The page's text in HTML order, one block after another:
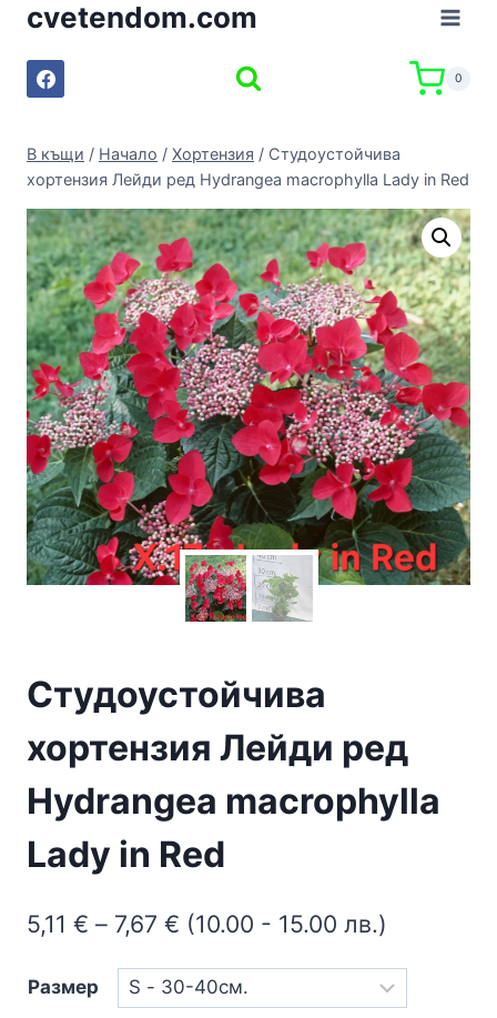
Къмcvetendom.com
0
В къщи / Начало / Хортензия / Студоустойчива
хортензия Лейди ред Hydrangea macrophylla Lady in Red
Студоустойчива
хортензия Лейди ред
Hydrangea macrophylla
Lady in Red
5,11 € – 7,67 € Price
5,11 €
(10.00 - 15.00 лв.)
Размер